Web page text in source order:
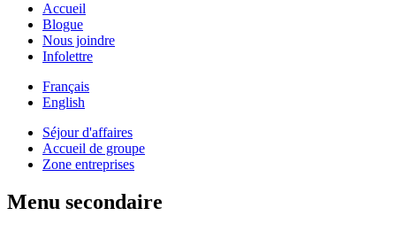
Accueil
Blogue
Nous joindre
Infolettre
Français
English
Séjour d'affaires
Accueil de groupe
Zone entreprises
Menu secondaire